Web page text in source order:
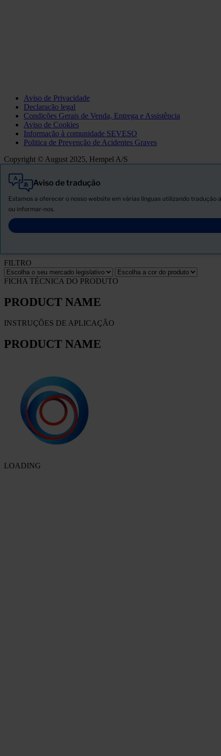
Aviso de Privacidade
Declaração legal
Condições Gerais de Venda, Entrega e Assistência
Aviso de Cookies
Informação à comunidade SEVESO
Politica de Prevenção de Acidentes Graves
Copyright © August 2025, Hempel A/S
Aviso de tradução
Estamos a oferecer o nosso website em várias línguas utilizando
ou informar-nos.
Tudo
Produtos
Descarregar ficha de segurança
FILTRO
FICHA TÉCNICA DO PRODUTO
PRODUCT NAME
INSTRUÇÕES DE APLICAÇÃO
PRODUCT NAME
LOADING